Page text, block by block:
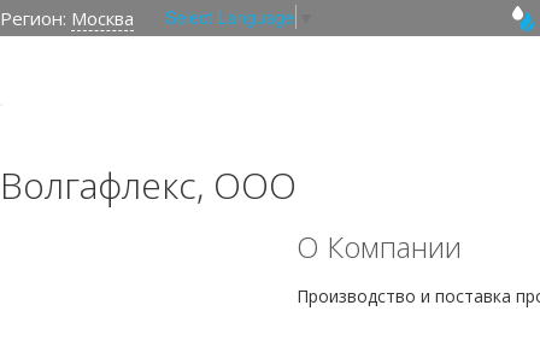
Регион: Москва Select Language
Волгафлекс, ООО
О Компании
Производство и поставка